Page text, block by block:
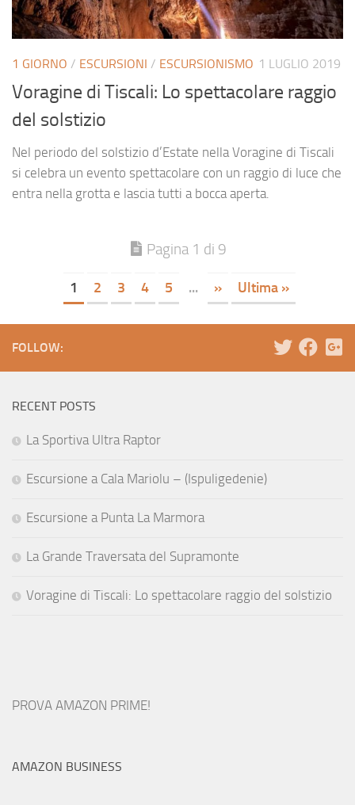
1 GIORNO / ESCURSIONI / ESCURSIONISMO 1 LUGLIO 2019
Voragine di Tiscali: Lo spettacolare raggio
del solstizio
Nel periodo del solstizio d’Estate nella Voragine di Tiscali
si celebra un evento spettacolare con un raggio di luce che
entra nella grotta e lascia tutti a bocca aperta.
Pagina 1 di 9
1 2 3 4 5 ... » Ultima »
FOLLOW:
RECENT POSTS
La Sportiva Ultra Raptor
Escursione a Cala Mariolu – (Ispuligedenie)
Escursione a Punta La Marmora
La Grande Traversata del Supramonte
Voragine di Tiscali: Lo spettacolare raggio del solstizio
PROVA AMAZON PRIME!
AMAZON BUSINESS